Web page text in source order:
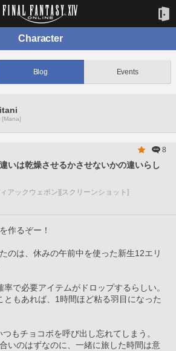
Character
Blog Events
[Mana]
8
いは乾燥させるかさせないかの違いらし
アックウェポン] [スクリーンショット]
作るぞー！
のは、休みの午前中を使った新生12エリ
で必要アイテムがドロップするらしい。
ともあれば、1時間ほど粘る羽目になった
もチョコボを呼び出し忘れてしまう。
いのはずなのに、一緒に旅した時間は意